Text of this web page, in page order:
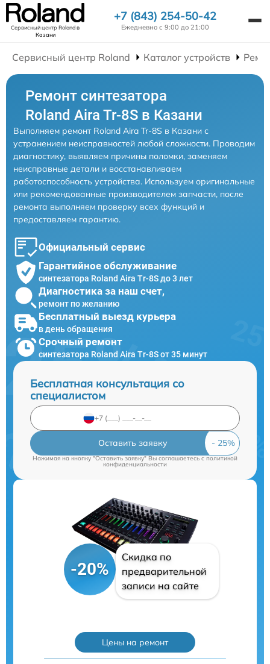
Сервисный центр Rolandв
Казани
+7 (843) 254-50-42
Ежедневно с 9:00 до 21:00
Сервисный центр Roland Каталог устройств
Ремонт синтезатора
Roland Aira Tr-8S в Казани
Выполняем ремонт Roland Aira Tr-8S в Казани с
устранением неисправностей любой сложности. Проводим
диагностику, выявляем причины поломки, заменяем
неисправные детали и восстанавливаем
работоспособность устройства. Используем оригинальные
или рекомендованные производителем запчасти, после
ремонта выполняем проверку всех функций и
предоставляем гарантию.
Официальный сервис
Гарантийное обслуживание
синтезатора Roland Aira Tr-8S до 3 лет
Диагностика за наш счет,
ремонт по желанию
Бесплатный выезд курьера
в день обращения
Срочный ремонт
синтезатора Roland Aira Tr-8S от 35 минут
Бесплатная консультация со
специалистом
Оставить заявку
Нажимая на кнопку "Оставить заявку" Вы соглашаетесь cполитикой
конфиденциальности
-20%
Скидка по
предварительной
записи на сайте
Цены на ремонт